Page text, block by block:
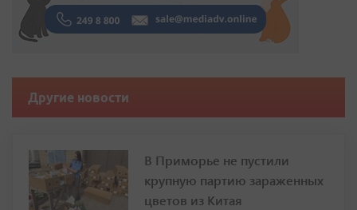
Другие новости
В Приморье не пустили
крупную партию зараженных
цветов из Китая